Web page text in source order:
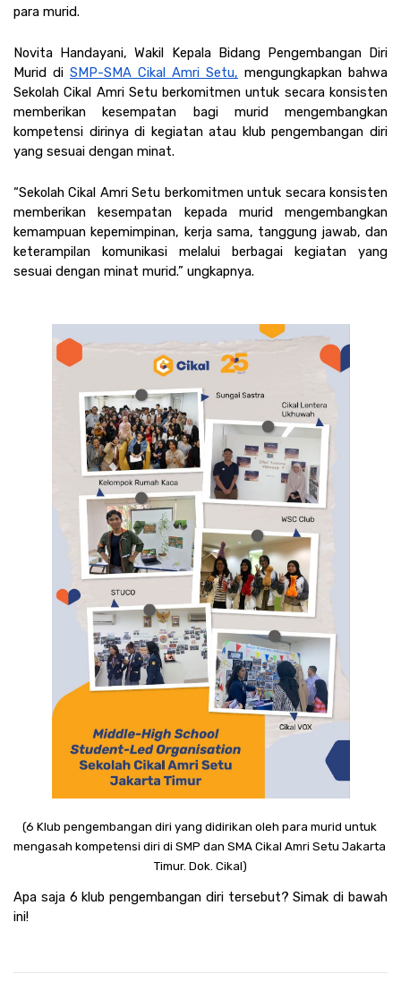
para murid.
Novita Handayani, Wakil Kepala Bidang Pengembangan Diri
Murid di SMP-SMA Cikal Amri Setu, mengungkapkan bahwa
Sekolah Cikal Amri Setu berkomitmen untuk secara konsisten
memberikan kesempatan bagi murid mengembangkan
kompetensi dirinya di kegiatan atau klub pengembangan diri
yang sesuai dengan minat.
“Sekolah Cikal Amri Setu berkomitmen untuk secara konsisten
memberikan kesempatan kepada murid mengembangkan
kemampuan kepemimpinan, kerja sama, tanggung jawab, dan
keterampilan komunikasi melalui berbagai kegiatan yang
sesuai dengan minat murid.” ungkapnya.
(6 Klub pengembangan diri yang didirikan oleh para murid untuk
mengasah kompetensi diri di SMP dan SMA Cikal Amri Setu Jakarta
Timur. Dok. Cikal)
Apa saja 6 klub pengembangan diri tersebut? Simak di bawah
ini!